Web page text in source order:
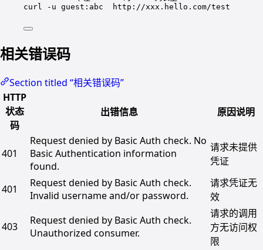
curl
-u guest:abc http://xxx.hello.com/test
相关错误码
Section titled “相关错误码”
HTTP
状态
码
出错信息 原因说明
401
Request denied by Basic Auth check. No
Basic Authentication information
found.
请求未提供
凭证
401
Request denied by Basic Auth check.
Invalid username and/or password.
请求凭证无
效
403
Request denied by Basic Auth check.
Unauthorized consumer.
请求的调用
方无访问权
限